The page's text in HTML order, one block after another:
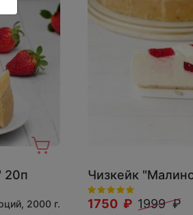
20п
2000 г.
Чизкейк
1750 ₽ 1999 ₽